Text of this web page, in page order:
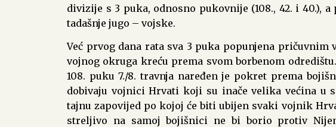
divizije s 3 puka, odnosno pukovnije (108., 42. i 40.),
tadašnje jugo – vojske.
Već prvog dana rata sva 3 puka popunjena
vojnog okruga kreću prema svom borbenom
108. puku 7./8. travnja naređen je pokret prema
dobivaju vojnici Hrvati koji su inače velika većina u
tajnu zapovijed po kojoj će biti ubijen svaki vojnik
streljivo na samoj bojišnici ne bi borio protiv